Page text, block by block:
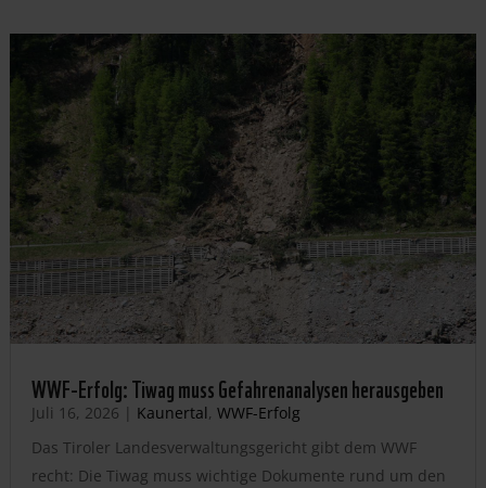
WWF-Erfolg: Tiwag muss Gefahrenanalysen herausgeben
Juli 16, 2026 | Kaunertal, WWF-Erfolg
Das Tiroler Landesverwaltungsgericht gibt dem WWF
recht: Die Tiwag muss wichtige Dokumente rund um den